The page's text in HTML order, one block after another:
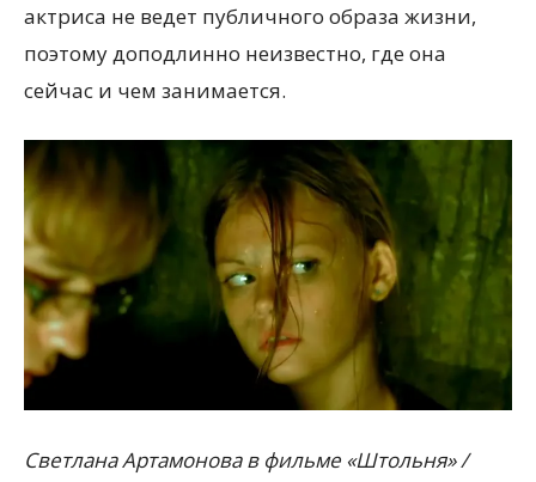
актриса не ведет публичного образа жизни,
поэтому доподлинно неизвестно, где она
сейчас и чем занимается.
Светлана Артамонова в фильме «Штольня» /